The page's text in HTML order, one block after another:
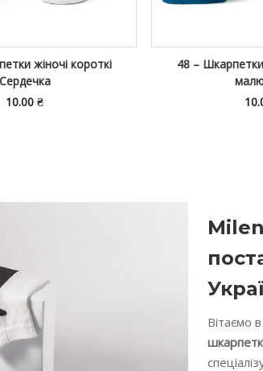
жіночі короткі
Сердечка
10.00 ₴
48 –
Вітаємо